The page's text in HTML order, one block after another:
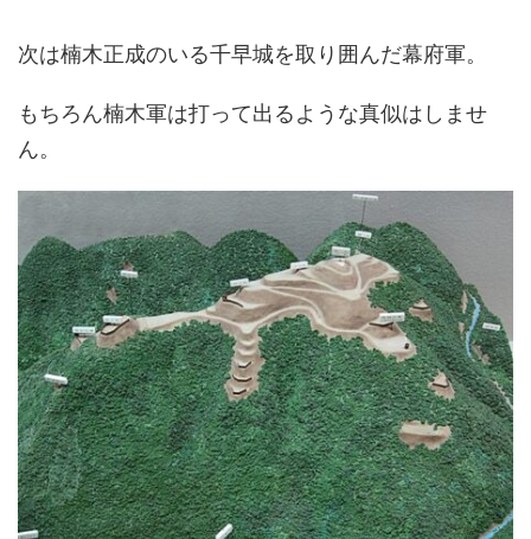
次は楠木正成のいる千早城を取り囲んだ幕府軍。
もちろん楠木軍は打って出るような真似はしませ
ん。